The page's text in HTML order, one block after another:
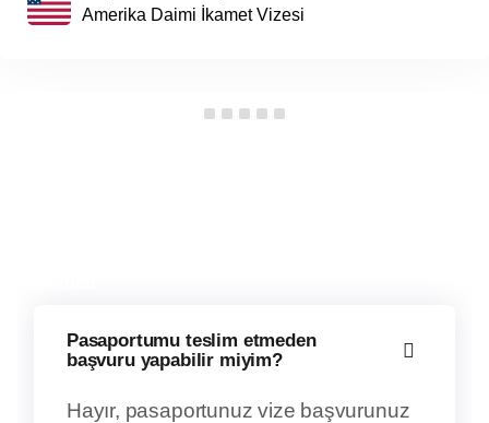
Amerika Daimi İkamet Vizesi
Pasaportumu teslim etmeden
başvuru yapabilir miyim?
Hayır, pasaportunuz vize başvurunuz